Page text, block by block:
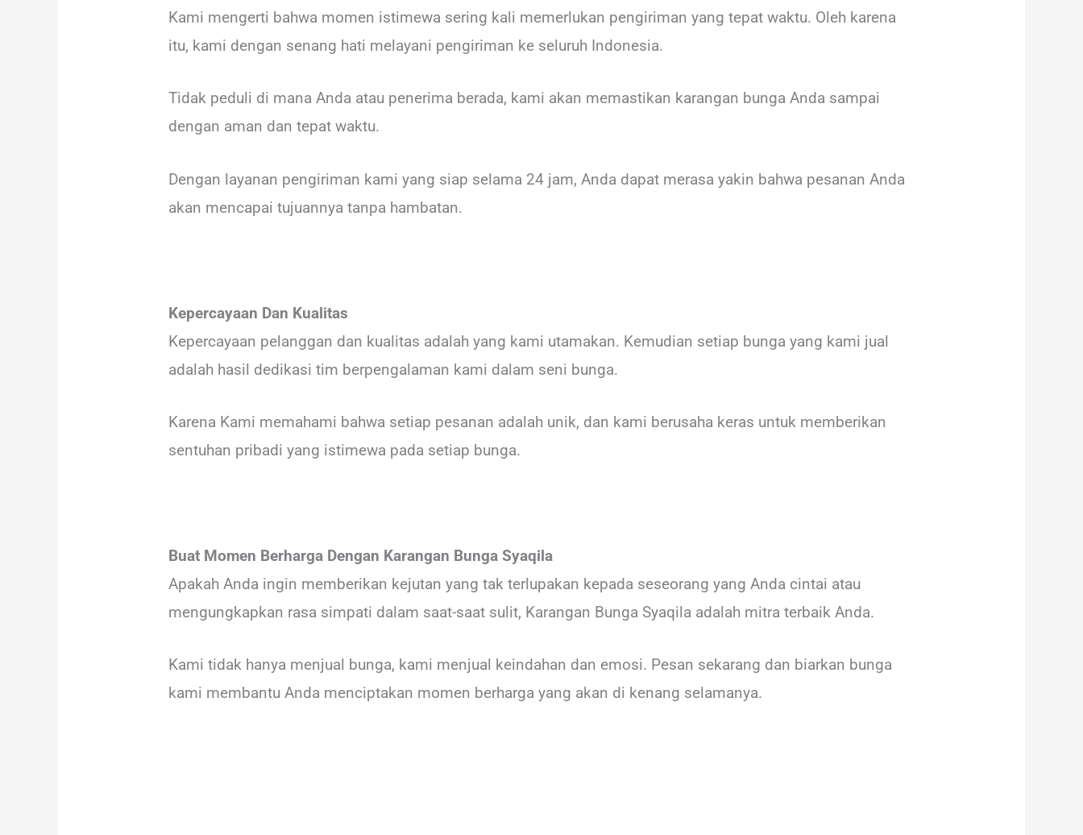
Kami mengerti bahwa momen istimewa sering kali memerlukan pengiriman yang tepat waktu. Oleh karena
itu, kami dengan senang hati melayani pengiriman ke seluruh Indonesia.
Tidak peduli di mana Anda atau penerima berada, kami akan memastikan karangan bunga Anda sampai
dengan aman dan tepat waktu.
Dengan layanan pengiriman kami yang siap selama 24 jam, Anda dapat merasa yakin bahwa pesanan Anda
akan mencapai tujuannya tanpa hambatan.
Kepercayaan Dan Kualitas
Kepercayaan pelanggan dan kualitas adalah yang kami utamakan. Kemudian setiap bunga yang kami jual
adalah hasil dedikasi tim berpengalaman kami dalam seni bunga.
Karena Kami memahami bahwa setiap pesanan adalah unik, dan kami berusaha keras untuk memberikan
sentuhan pribadi yang istimewa pada setiap bunga.
Buat Momen Berharga Dengan Karangan Bunga Syaqila
Apakah Anda ingin memberikan kejutan yang tak terlupakan kepada seseorang yang Anda cintai atau
mengungkapkan rasa simpati dalam saat-saat sulit, Karangan Bunga Syaqila adalah mitra terbaik Anda.
Kami tidak hanya menjual bunga, kami menjual keindahan dan emosi. Pesan sekarang dan biarkan bunga
kami membantu Anda menciptakan momen berharga yang akan di kenang selamanya.